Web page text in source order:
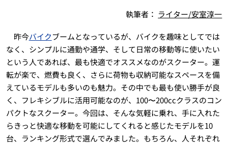
執筆者： ライター/安室淳一
昨今バイクブームとなっているが、バイクを趣味としてでは
なく、シンプルに通勤や通学、そして日常の移動等に使いたい
という人であれば、最も快適でオススメなのがスクーター。運
転が楽で、燃費も良く、さらに荷物も収納可能なスペースを備
えているモデルも多いのも魅力。その中でも最も使い勝手が良
く、フレキシブルに活用可能なのが、100〜200ccクラスのコン
パクトなスクーター。今回は、そんな気軽に乗れ、手に入れた
らきっと快適な移動を可能にしてくれると感じたモデルを10
台、ランキング形式で選んでみました。もちろん、人それぞれ